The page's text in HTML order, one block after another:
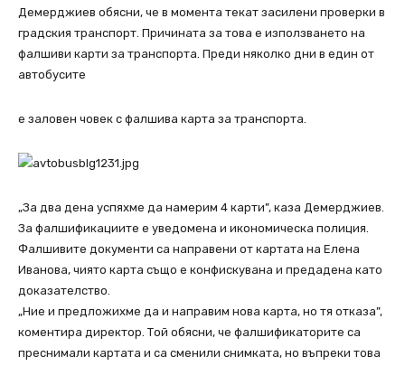
Демерджиев обясни, че в момента текат засилени проверки в
градския транспорт. Причината за това е използването на
фалшиви карти за транспорта. Преди няколко дни в един от
автобусите
е заловен човек с фалшива карта за транспорта.
„За два дена успяхме да намерим 4 карти”, каза Демерджиев.
За фалшификациите е уведомена и икономическа полиция.
Фалшивите документи са направени от картата на Елена
Иванова, чиято карта също е конфискувана и предадена като
доказателство.
„Ние и предложихме да и направим нова карта, но тя отказа”,
коментира директор. Той обясни, че фалшификаторите са
преснимали картата и са сменили снимката, но въпреки това